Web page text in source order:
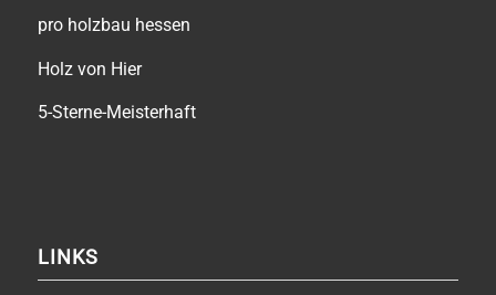
pro holzbau hessen
Holz von Hier
5-Sterne-Meisterhaft
LINKS